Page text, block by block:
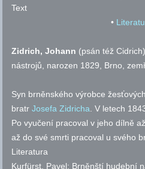
Text
•
Zidrich, Johann (psán též
nástrojů, narozen 1829, Brno,
Syn brněnského výrobce
bratrJosefa Zidricha. V letech
Po vyučení pracoval v jeho dílně
až do své smrti pracoval u svého
Literatura
Kurfürst, Pavel: Brněnští hudební